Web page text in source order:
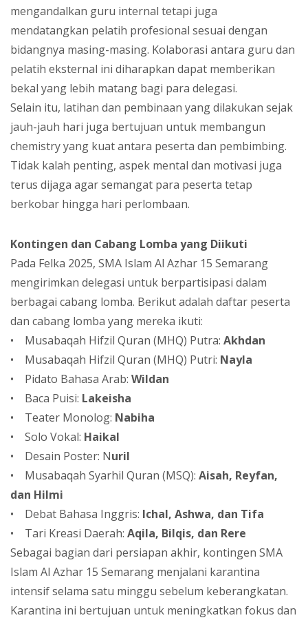
mengandalkan guru internal tetapi juga
mendatangkan pelatih profesional sesuai dengan
bidangnya masing-masing. Kolaborasi antara guru dan
pelatih eksternal ini diharapkan dapat memberikan
bekal yang lebih matang bagi para delegasi.
Selain itu, latihan dan pembinaan yang dilakukan sejak
jauh-jauh hari juga bertujuan untuk membangun
chemistry yang kuat antara peserta dan pembimbing.
Tidak kalah penting, aspek mental dan motivasi juga
terus dijaga agar semangat para peserta tetap
berkobar hingga hari perlombaan.
Kontingen dan Cabang Lomba yang Diikuti
Pada Felka 2025, SMA Islam Al Azhar 15 Semarang
mengirimkan delegasi untuk berpartisipasi dalam
berbagai cabang lomba. Berikut adalah daftar peserta
dan cabang lomba yang mereka ikuti:
• Musabaqah Hifzil Quran (MHQ) Putra: Akhdan
• Musabaqah Hifzil Quran (MHQ) Putri: Nayla
• Pidato Bahasa Arab: Wildan
• Baca Puisi: Lakeisha
• Teater Monolog: Nabiha
• Solo Vokal: Haikal
• Desain Poster: Nuril
• Musabaqah Syarhil Quran (MSQ): Aisah, Reyfan,
dan Hilmi
• Debat Bahasa Inggris: Ichal, Ashwa, dan Tifa
• Tari Kreasi Daerah: Aqila, Bilqis, dan Rere
Sebagai bagian dari persiapan akhir, kontingen SMA
Islam Al Azhar 15 Semarang menjalani karantina
intensif selama satu minggu sebelum keberangkatan.
Karantina ini bertujuan untuk meningkatkan fokus dan